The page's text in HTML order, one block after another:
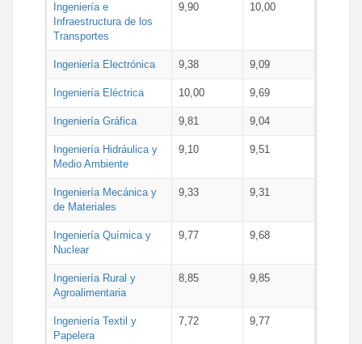
Ingeniería e
Infraestructura de los
Transportes
9,90 10,00
Ingeniería Electrónica 9,38 9,09
Ingeniería Eléctrica 10,00 9,69
Ingeniería Gráfica 9,81 9,04
Ingeniería Hidráulica y
Medio Ambiente
9,10 9,51
Ingeniería Mecánica y
de Materiales
9,33 9,31
Ingeniería Química y
Nuclear
9,77 9,68
Ingeniería Rural y
Agroalimentaria
8,85 9,85
Ingeniería Textil y
Papelera
7,72 9,77